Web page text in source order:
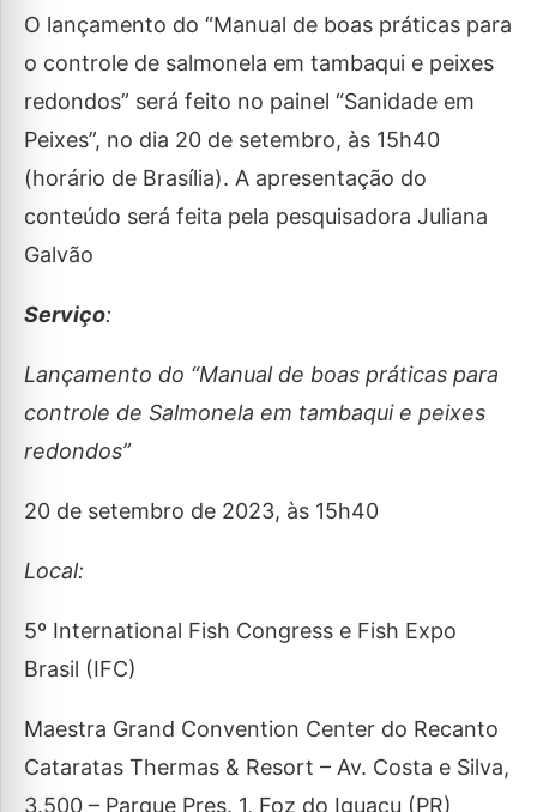
O lançamento do “Manual de boas práticas para
o controle de salmonela em tambaqui e peixes
redondos” será feito no painel “Sanidade em
Peixes”, no dia 20 de setembro, às 15h40
(horário de Brasília). A apresentação do
conteúdo será feita pela pesquisadora Juliana
Galvão
Serviço:
Lançamento do “Manual de boas práticas para
controle de Salmonela em tambaqui e peixes
redondos”
20 de setembro de 2023, às 15h40
Local:
5º International Fish Congress e Fish Expo
Brasil (IFC)
Maestra Grand Convention Center do Recanto
Cataratas Thermas & Resort – Av. Costa e Silva,
3.500 – Parque Pres. 1, Foz do Iguaçu (PR)